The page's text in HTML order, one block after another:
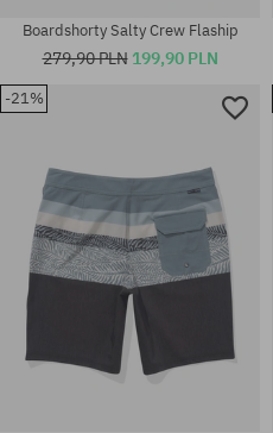
Boardshorty Salty Crew Flaship
279,90 PLN 199,90 PLN
-21%